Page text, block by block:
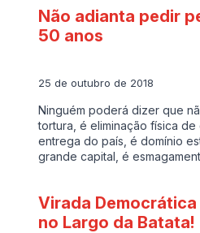
Não adianta pedir
50 anos
25 de outubro de 2018
Ninguém poderá dizer que
tortura, é eliminação física
entrega do país, é domínio
grande capital, é
Virada Democrática
no Largo da Batata!